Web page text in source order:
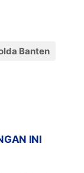
Banten
INI